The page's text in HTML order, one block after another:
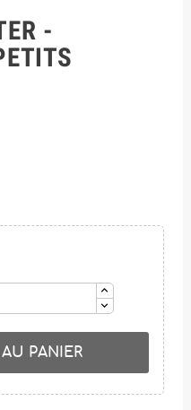
-
PANIER